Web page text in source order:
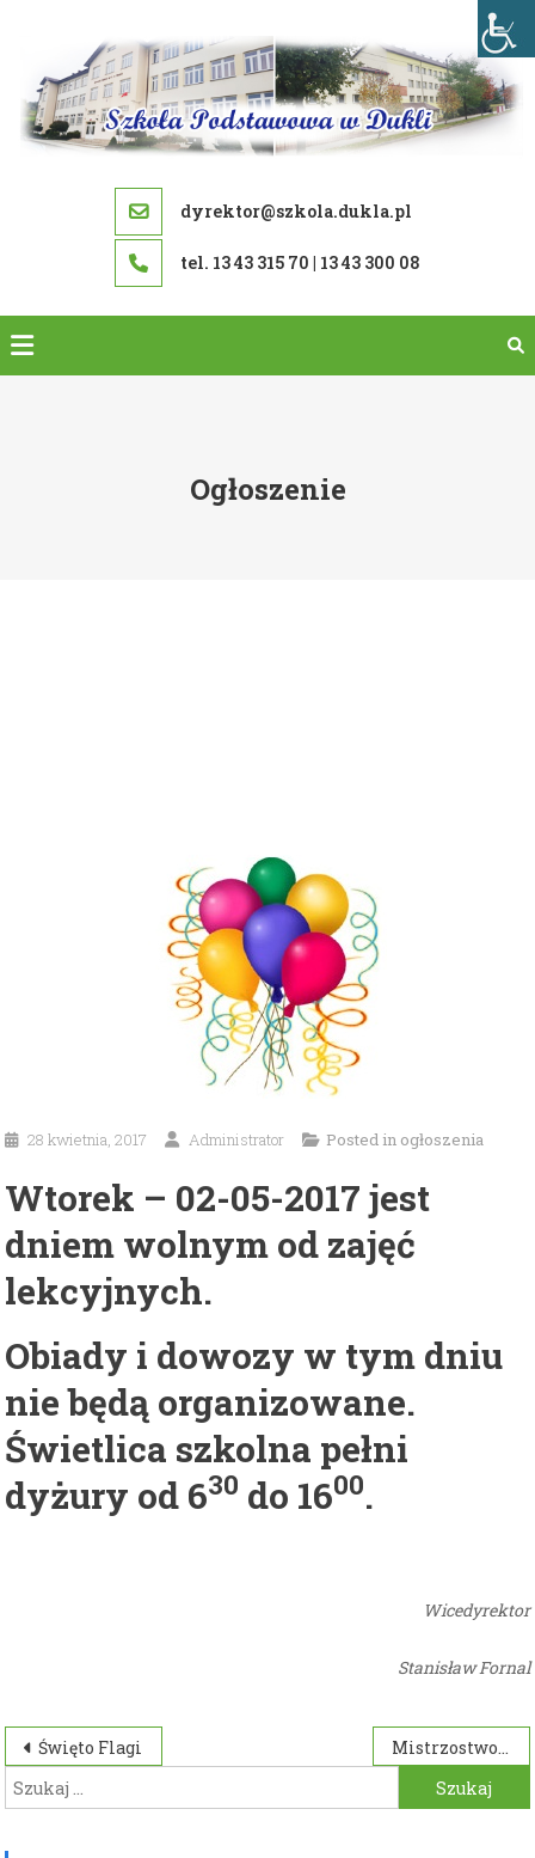
content
dyrektor@szkola.dukla.pl
tel. 13 43 315 70 | 13 43 300 08
Ogłoszenie
28 kwietnia, 2017 Administrator Posted in ogłoszenia
Wtorek – 02-05-2017 jest
dniem wolnym od zajęć
lekcyjnych.
Obiady i dowozy w tym dniu
nie będą organizowane.
Świetlica szkolna pełni
dyżury od 630 do 1600.
Wicedyrektor
Stanisław Fornal
Nawigacja
wpisu
Święto Flagi
Mistrzostwo Województwa Podkarpackiego w Tenisie Stołowym Drużynowym Chłopców
Szukaj: